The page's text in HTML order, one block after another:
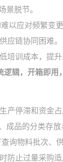
景脱节。
以应对频繁变更
应链协同困难。
培训成本，提升
辑，开箱即用
产停滞和资金占
成品的分类存放
询物料批次、
防止过量采购造